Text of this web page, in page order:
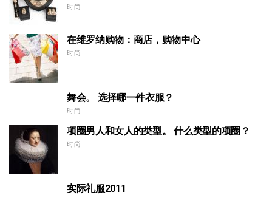
时尚
在维罗纳购物：商店，购物中心
时尚
舞会。 选择哪一件衣服？
时尚
项圈男人和女人的类型。 什么类型的项圈？
时尚
实际礼服2011